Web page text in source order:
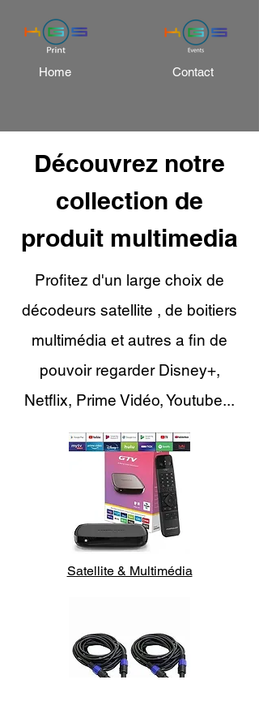
Home Contact
Découvrez notre
collection de
produit multimedia
Profitez d'un large choix de
décodeurs satellite , de boitiers
multimédia et autres a fin de
pouvoir regarder Disney+,
Netflix, Prime Vidéo, Youtube...
Satellite & Multimédia